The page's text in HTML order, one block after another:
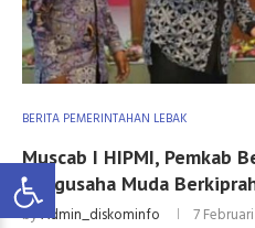
BERITA PEMERINTAHAN LEBAK
Muscab I HIPMI, Pemkab
Pengusaha Muda
byAdmin_diskominfo 7